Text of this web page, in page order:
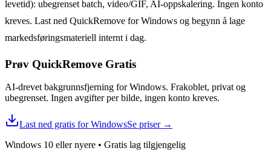
levetid): ubegrenset batch, video/GIF, AI-oppskalering. Ingen konto
kreves. Last ned QuickRemove for Windows og begynn å lage
markedsføringsmateriell internt i dag.
Prøv QuickRemove Gratis
AI-drevet bakgrunnsfjerning for Windows. Frakoblet, privat og
ubegrenset. Ingen avgifter per bilde, ingen konto kreves.
Last ned gratis for WindowsSe priser→
Windows 10 eller nyere • Gratis lag tilgjengelig